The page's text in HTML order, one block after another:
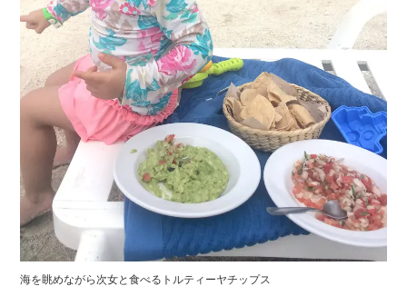
海を眺めながら次女と食べるトルティーヤチップス